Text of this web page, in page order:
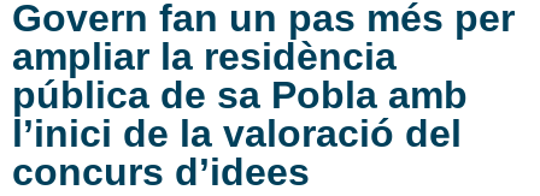
Govern fan un pas més per
ampliar la residència
pública de sa Pobla amb
l’inici de la valoració del
concurs d’idees